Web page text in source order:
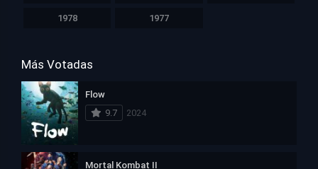
1978 1977
Más Votadas
Flow
9.7
2024
Mortal Kombat II